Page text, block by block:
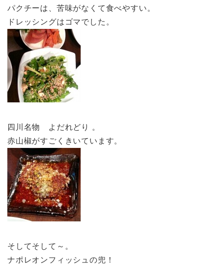
パクチーは、苦味がなくて食べやすい。
ドレッシングはゴマでした。
四川名物 よだれどり 。
赤山椒がすごくきいています。
そしてそして～。
ナポレオンフィッシュの兜！